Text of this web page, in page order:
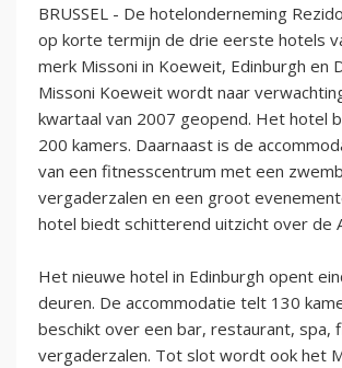
BRUSSEL - De hotelonderneming
op korte termijn de drie eerste hotels
merk Missoni in Koeweit, Edinburgh en
Missoni Koeweit wordt naar
kwartaal van 2007 geopend. Het hotel
200 kamers. Daarnaast is de
van een fitnesscentrum met een
vergaderzalen en een groot
hotel biedt schitterend uitzicht over de
Het nieuwe hotel in Edinburgh opent
deuren. De accommodatie telt 130
beschikt over een bar, restaurant, spa,
vergaderzalen. Tot slot wordt ook het